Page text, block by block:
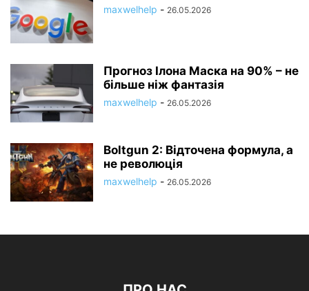
maxwelhelp - 26.05.2026
Прогноз Ілона Маска на 90% – не
більше ніж фантазія
maxwelhelp - 26.05.2026
Boltgun 2: Відточена формула, а
не революція
maxwelhelp - 26.05.2026